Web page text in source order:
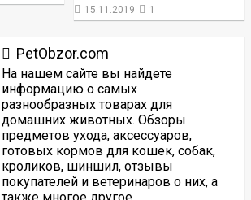
15.11.2019 1
PetObzor.com
На нашем сайте вы найдете
информацию о самых
разнообразных товарах для
домашних животных. Обзоры
предметов ухода, аксессуаров,
готовых кормов для кошек, собак,
кроликов, шиншил, отзывы
покупателей и ветеринаров о них, а